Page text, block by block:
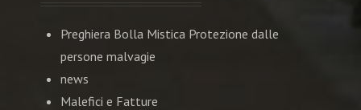
Preghiera Bolla Mistica Protezione dalle
persone malvagie
news
Malefici e Fatture